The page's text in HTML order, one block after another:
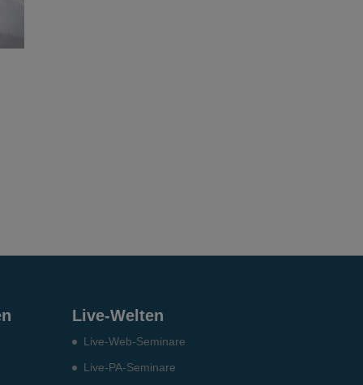
Live-Welten
Live-Web-Seminare
Live-PA-Seminare